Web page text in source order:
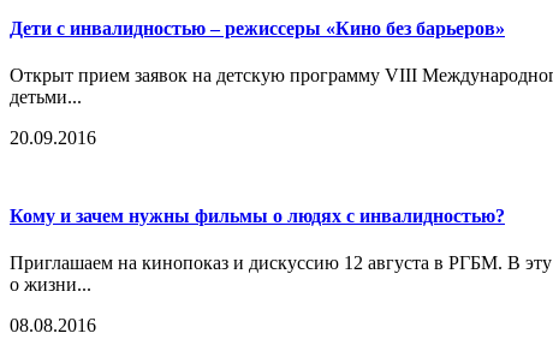
Дети с инвалидностью – режиссеры «Кино без барьеров»
Открыт прием заявок на детскую программу VIII
детьми...
20.09.2016
Кому и зачем нужны фильмы о людях с инвалидностью?
Приглашаем на кинопоказ и дискуссию 12 августа в РГБМ. В
о жизни...
08.08.2016